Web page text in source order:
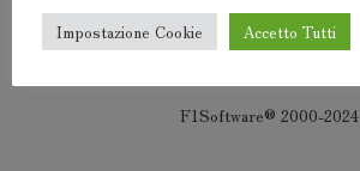
F1Software® 2000-2024
Impostazione Cookie Accetto Tutti